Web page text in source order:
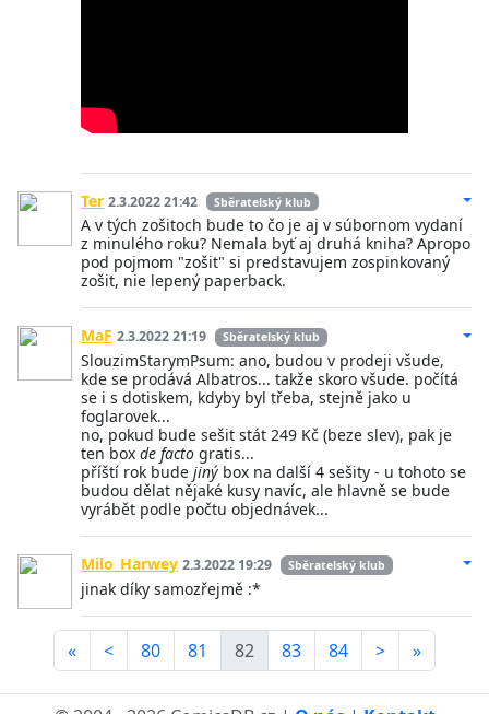
Ter 2.3.2022 21:42 Sběratelský klub
A v tých zošitoch bude to čo je aj v súbornom vydaní
z minulého roku? Nemala byť aj druhá kniha? Apropo
pod pojmom "zošit" si predstavujem zospinkovaný
zošit, nie lepený paperback.
MaF 2.3.2022 21:19 Sběratelský klub
SlouzimStarymPsum: ano, budou v prodeji všude,
kde se prodává Albatros... takže skoro všude. počítá
se i s dotiskem, kdyby byl třeba, stejně jako u
foglarovek...
no, pokud bude sešit stát 249 Kč (beze slev), pak je
ten box de facto gratis...
příští rok bude jiný box na další 4 sešity - u tohoto se
budou dělat nějaké kusy navíc, ale hlavně se bude
vyrábět podle počtu objednávek...
Milo_Harwey 2.3.2022 19:29 Sběratelský klub
jinak díky samozřejmě :*
« < 80 81 82 83 84 > »